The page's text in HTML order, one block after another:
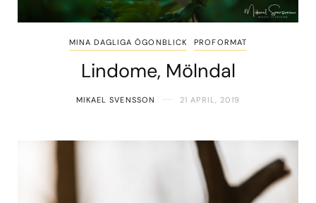
MINA DAGLIGA ÖGONBLICK PROFORMAT
Lindome, Mölndal
MIKAEL SVENSSON 21 APRIL, 2019